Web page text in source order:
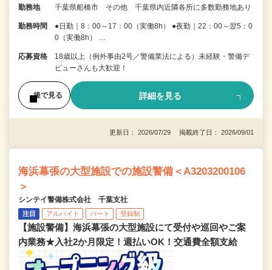
勤務地 千葉県船橋市 その他 千葉県内近隣各所に多数勤務地あり
勤務時間
●日勤｜8：00～17：00（実働8h） ●夜勤｜22：00～翌5：0
0（実働8h） …
応募資格
18歳以上（例外事由2号／警備業法による）未経験・警備デ
ビューさんも大歓迎！
後で見る 詳細を見る
更新日： 2026/07/29 掲載終了日： 2026/09/01
海浜幕張の大型施設での施設警備＜A3203200106
＞
シンテイ警備株式会社 千葉支社
注目 アルバイト パート 登録制
【施設警備】海浜幕張の大型施設にて受付や巡回やご案
内業務★入社2か月限定！週払いOK！交通費全額支給